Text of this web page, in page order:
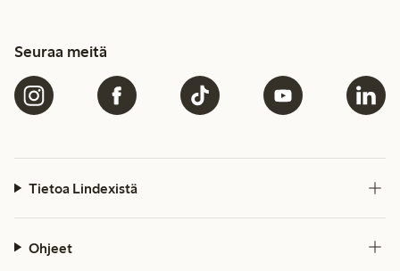
Seuraa meitä
Tietoa Lindexistä
Ohjeet